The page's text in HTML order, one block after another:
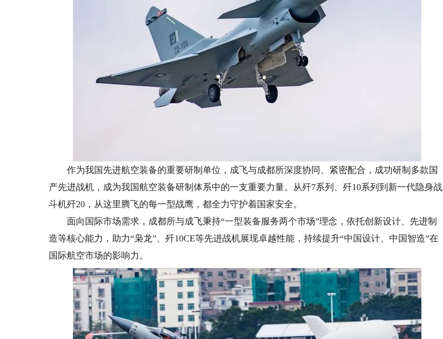
作为我国先进航空装备的重要研制单位，成飞与成都所深度协同、紧密配合，成功研制多款国
产先进战机，成为我国航空装备研制体系中的一支重要力量。从歼7系列、歼10系列到新一代隐身战
斗机歼20，从这里腾飞的每一型战鹰，都全力守护着国家安全。
面向国际市场需求，成都所与成飞秉持“一型装备服务两个市场”理念，依托创新设计、先进制
造等核心能力，助力“枭龙”、歼10CE等先进战机展现卓越性能，持续提升“中国设计、中国智造”在
国际航空市场的影响力。